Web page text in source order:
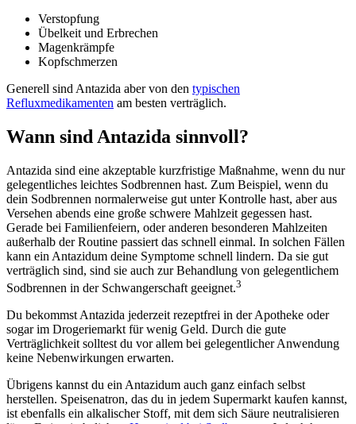
Verstopfung
Übelkeit und Erbrechen
Magenkrämpfe
Kopfschmerzen
Generell sind Antazida aber von den typischen
Refluxmedikamenten am besten verträglich.
Wann sind Antazida sinnvoll?
Antazida sind eine akzeptable kurzfristige Maßnahme, wenn du nur
gelegentliches leichtes Sodbrennen hast. Zum Beispiel, wenn du
dein Sodbrennen normalerweise gut unter Kontrolle hast, aber aus
Versehen abends eine große schwere Mahlzeit gegessen hast.
Gerade bei Familienfeiern, oder anderen besonderen Mahlzeiten
außerhalb der Routine passiert das schnell einmal. In solchen Fällen
kann ein Antazidum deine Symptome schnell lindern. Da sie gut
verträglich sind, sind sie auch zur Behandlung von gelegentlichem
Sodbrennen in der Schwangerschaft geeignet.3
Du bekommst Antazida jederzeit rezeptfrei in der Apotheke oder
sogar im Drogeriemarkt für wenig Geld. Durch die gute
Verträglichkeit solltest du vor allem bei gelegentlicher Anwendung
keine Nebenwirkungen erwarten.
Übrigens kannst du ein Antazidum auch ganz einfach selbst
herstellen. Speisenatron, das du in jedem Supermarkt kaufen kannst,
ist ebenfalls ein alkalischer Stoff, mit dem sich Säure neutralisieren